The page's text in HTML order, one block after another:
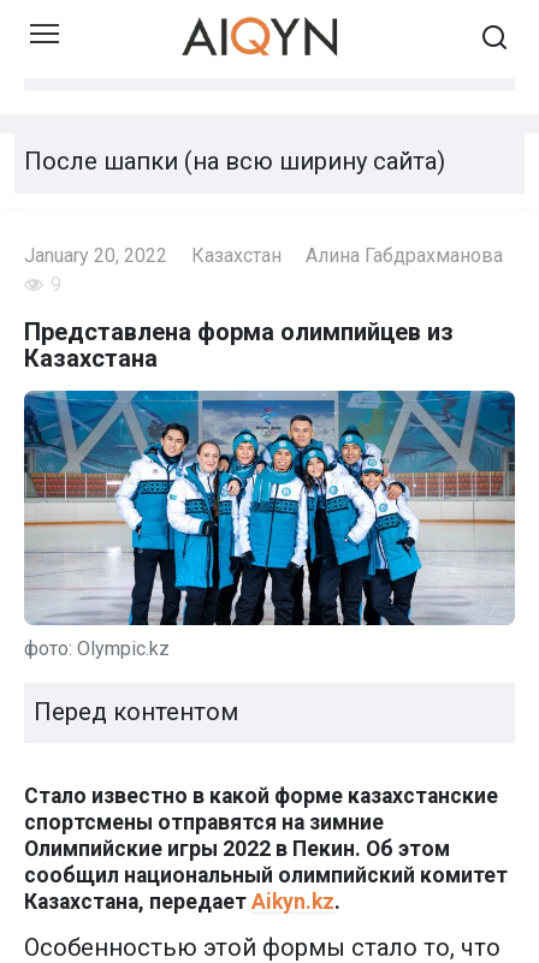
Skip
После шапки (на всю ширину сайта)
January 20, 2022 Казахстан
Алина Габдрахманова
9
Представлена форма олимпийцев из
Казахстана
фото: Olympic.kz
Перед контентом
Стало известно в какой форме казахстанские
спортсмены отправятся на зимние
Олимпийские игры 2022 в Пекин. Об этом
сообщил национальный олимпийский комитет
Казахстана, передает Aikyn.kz.
Особенностью этой формы стало то, что